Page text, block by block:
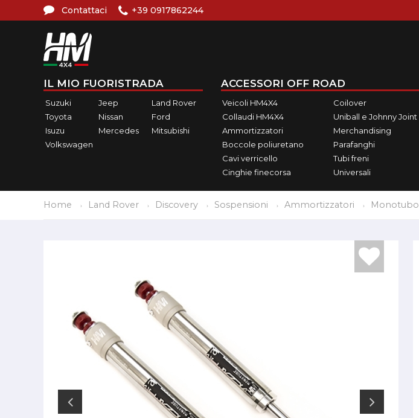
Contattaci +39 0917862244
IL MIO FUORISTRADA
Suzuki Jeep
Land Rover
Toyota
Nissan
Ford
Isuzu
Mercedes
Mitsubishi
Volkswagen
ACCESSORI OFF ROAD
Veicoli HM4X4
Collaudi HM4X4
Ammortizzatori
Boccole poliuretano
Cavi verricello
Cinghie finecorsa
Coilover
Uniball e Johnny Joint
Merchandising
Parafanghi
Tubi freni
Universali
Home Land Rover Discovery Sospensioni Ammortizzatori Monotubo